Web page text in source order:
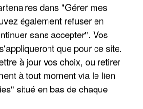
A TOUS LE TRAC"
dans "Gérer mes
également refuser en
sans accepter". Vos
que pour ce site.
à jour vos choix, ou retirer
à tout moment via le lien
situé en bas de chaque